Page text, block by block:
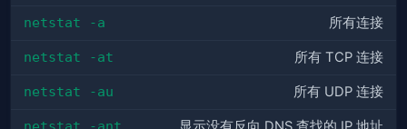
netstat -a 所有连接
netstat -at 所有 TCP 连接
netstat -au 所有 UDP 连接
netstat -ant